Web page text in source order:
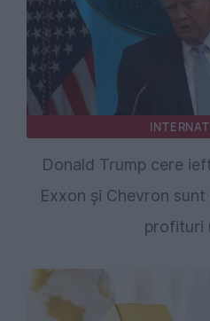
Donald Trump cere
Exxon și Chevron
profituri